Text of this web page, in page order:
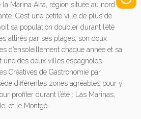
la Marina Alta, région située au nord
C’est une petite ville de plus de
sa population doubler durant l’été
attirés par ses plages, son doux
d’ensoleillement chaque année et sa
une des deux villes espagnoles
Créatives de Gastronomie par
différentes zones agréables pour y
profiter durant l’été : Las Marinas,
et le Montgó.